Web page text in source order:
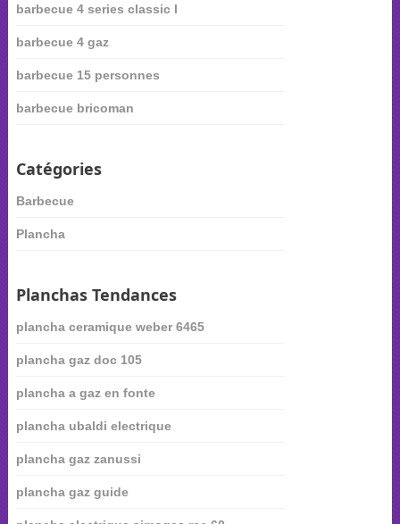
barbecue 4 series classic l
barbecue 4 gaz
barbecue 15 personnes
barbecue bricoman
Catégories
Barbecue
Plancha
Planchas Tendances
plancha ceramique weber 6465
plancha gaz doc 105
plancha a gaz en fonte
plancha ubaldi electrique
plancha gaz zanussi
plancha gaz guide